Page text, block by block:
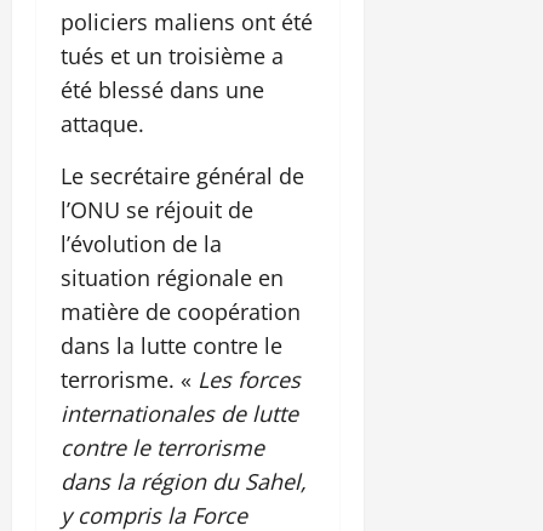
policiers maliens ont été
tués et un troisième a
été blessé dans une
attaque.
Le secrétaire général de
l’ONU se réjouit de
l’évolution de la
situation régionale en
matière de coopération
dans la lutte contre le
terrorisme. « Les forces
internationales de lutte
contre le terrorisme
dans la région du Sahel,
y compris la Force